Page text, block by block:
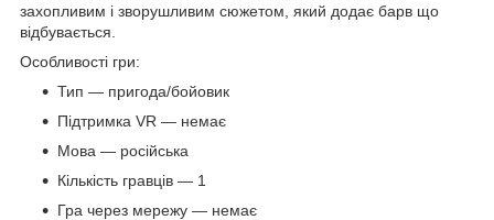
захопливим і зворушливим сюжетом, який додає барв що
відбувається.
Особливості гри:
Тип — пригода/бойовик
Підтримка VR — немає
Мова — російська
Кількість гравців — 1
Гра через мережу — немає